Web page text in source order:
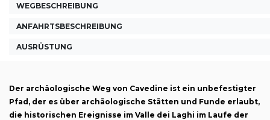
WEGBESCHREIBUNG
ANFAHRTSBESCHREIBUNG
AUSRÜSTUNG
Der archäologische Weg von Cavedine ist ein unbefestigter
Pfad, der es über archäologische Stätten und Funde erlaubt,
die historischen Ereignisse im Valle dei Laghi im Laufe der